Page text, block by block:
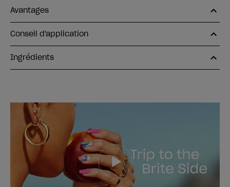
Avantages
Conseil d'application
Ingrédients